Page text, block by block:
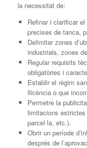
la necessitat de:
Refinar i clarificar
precises de tanca,
Delimitar zones
industrials, zones
Regular requisits
obligatòries i
Establir el règim
llicència o que
Permetre la
limitacions
parcel·la, etc.).
Obrir un període
després de